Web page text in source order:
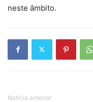
neste âmbito.
Notícia anterior